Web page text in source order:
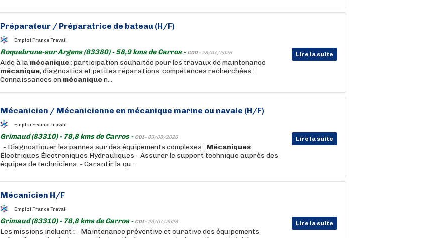
Préparateur / Préparatrice de bateau (H/F)
Emploi France Travail
Roquebrune-sur Argens (83380) - 58,9 kms de Carros - CDD - 28/07/2026 Lire la suite
Aide à la mécanique: participation souhaitée pour les travaux de maintenance
mécanique, diagnostics et petites réparations. compétences recherchées :
Connaissances en mécaniquen...
Mécanicien / Mécanicienne en mécanique marine ou navale (H/F)
Emploi France Travail
Grimaud (83310) - 78,8 kms de Carros - CDI - 03/08/2026 Lire la suite
. - Diagnostiquer les pannes sur des équipements complexes : Mécaniques
Électriques Électroniques Hydrauliques - Assurer le support technique auprès des
équipes de techniciens. - Garantir la qu...
Mécanicien H/F
Emploi France Travail
Grimaud (83310) - 78,8 kms de Carros - CDI - 29/07/2026 Lire la suite
Les missions incluent : - Maintenance préventive et curative des équipements